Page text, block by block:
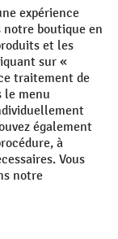
delivery charges,
La remise ne
de le combiner
réduction. | ² Une
à la
€. Le pourcentage